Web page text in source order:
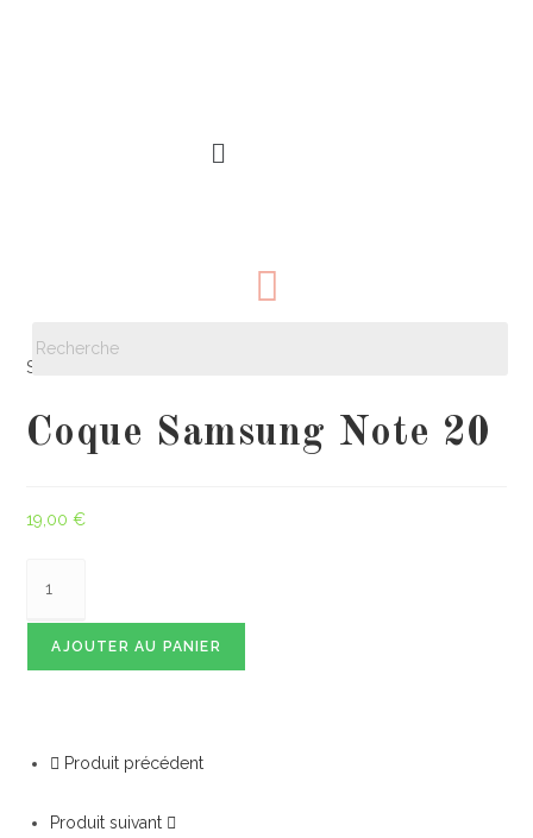
Sélectionné :
Coque Samsung Note 20
19,00€
AJOUTER AU PANIER
Produit précédent
Produit suivant